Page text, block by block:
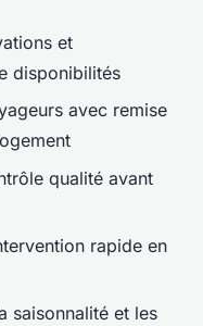
et
disponibilités
avec remise
qualité avant
rapide en
saisonnalité et les